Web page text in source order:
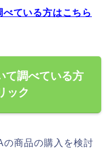
ている方はこちら
て調べている方
ック
の商品の購入を検討